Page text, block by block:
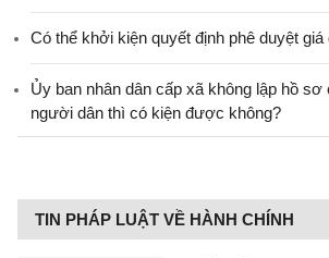
Có thể khởi kiện quyết định phê duyệt giá
Ủy ban nhân dân cấp xã không lập hồ sơ
người dân thì có kiện được không?
TIN PHÁP LUẬT VỀ HÀNH CHÍNH